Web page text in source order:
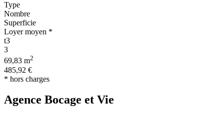
Type
Nombre
Superficie
Loyer moyen *
t3
3
69,83 m2
485,92 €
* hors charges
Agence Bocage et Vie